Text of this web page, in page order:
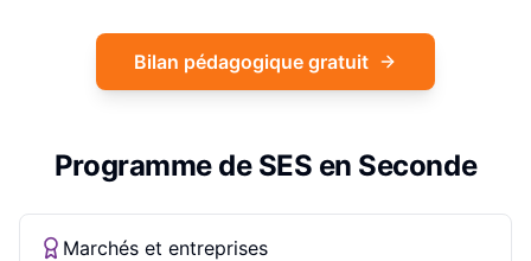
Bilan pédagogique gratuit
Programme de SES en Seconde
Marchés et entreprises